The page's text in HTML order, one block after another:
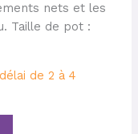
nets et les
Taille de pot :
de 2 à 4